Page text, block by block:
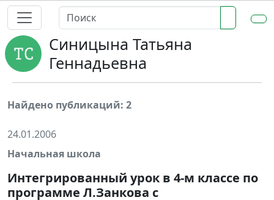
Синицына Татьяна
Геннадьевна
Найдено публикаций: 2
24.01.2006
Начальная школа
Интегрированный урок в 4-м классе по
программе Л.Занкова с